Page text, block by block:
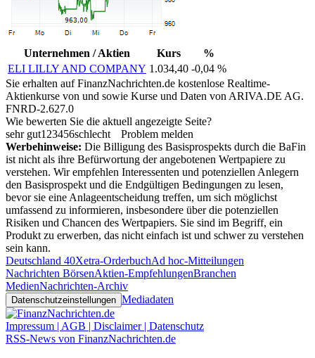
Unternehmen / Aktien Kurs
%
ELI LILLY AND COMPANY 1.034,40 -0,04 %
Sie erhalten auf FinanzNachrichten.de kostenlose Realtime-
Aktienkurse von und sowie Kurse und Daten von ARIVA.DE AG.
FNRD-2.627.0
Wie bewerten Sie die aktuell angezeigte Seite?
sehr gut1 23456schlecht
Problem melden
Werbehinweise: Die Billigung des Basisprospekts durch die BaFin
ist nicht als ihre Befürwortung der angebotenen Wertpapiere zu
verstehen. Wir empfehlen Interessenten und potenziellen Anlegern
den Basisprospekt und die Endgültigen Bedingungen zu lesen,
bevor sie eine Anlageentscheidung treffen, um sich möglichst
umfassend zu informieren, insbesondere über die potenziellen
Risiken und Chancen des Wertpapiers. Sie sind im Begriff, ein
Produkt zu erwerben, das nicht einfach ist und schwer zu verstehen
sein kann.
Deutschland 40Xetra-OrderbuchAd hoc-Mitteilungen
Nachrichten BörsenAktien-EmpfehlungenBranchen
MedienNachrichten-Archiv
Datenschutzeinstellungen Mediadaten
Impressum | AGB | Disclaimer | Datenschutz
RSS-News von FinanzNachrichten.de